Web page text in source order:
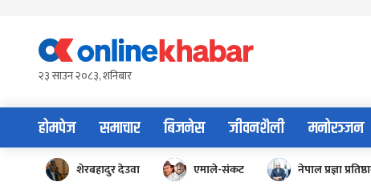
content२३ साउन २०८३, शनिबार
होमपेज समाचार बिजनेस जीवनशैली मनोरञ्जन
शेरबहादुर देउवा एमाले-संकट नेपाल प्रज्ञा